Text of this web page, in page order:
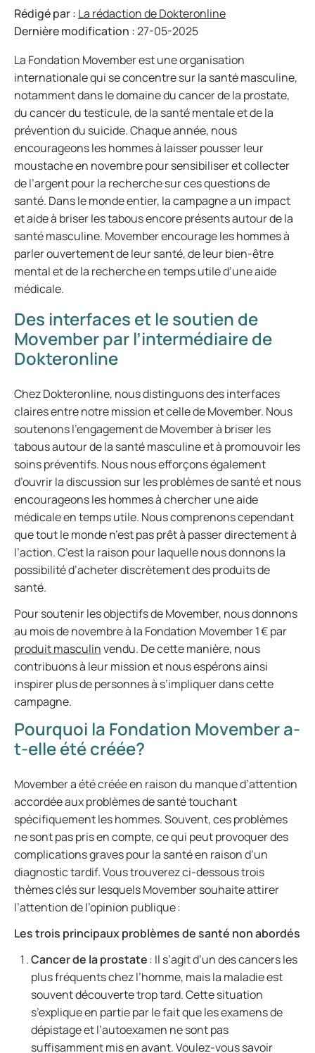
Rédigé par : La rédaction de Dokteronline
Dernière modification :27-05-2025
La Fondation Movember est une organisation
internationale qui se concentre sur la santé masculine,
notamment dans le domaine du cancer de la prostate,
du cancer du testicule, de la santé mentale et de la
prévention du suicide. Chaque année, nous
encourageons les hommes à laisser pousser leur
moustache en novembre pour sensibiliser et collecter
de l’argent pour la recherche sur ces questions de
santé. Dans le monde entier, la campagne a un impact
et aide à briser les tabous encore présents autour de la
santé masculine. Movember encourage les hommes à
parler ouvertement de leur santé, de leur bien-être
mental et de la recherche en temps utile d’une aide
médicale.
Des interfaces et le soutien de
Movember par l’intermédiaire de
Dokteronline
Chez Dokteronline, nous distinguons des interfaces
claires entre notre mission et celle de Movember. Nous
soutenons l’engagement de Movember à briser les
tabous autour de la santé masculine et à promouvoir les
soins préventifs. Nous nous efforçons également
d’ouvrir la discussion sur les problèmes de santé et nous
encourageons les hommes à chercher une aide
médicale en temps utile. Nous comprenons cependant
que tout le monde n’est pas prêt à passer directement à
l’action. C’est la raison pour laquelle nous donnons la
possibilité d’acheter discrètement des produits de
santé.
Pour soutenir les objectifs de Movember, nous donnons
au mois de novembre à la Fondation Movember 1 € par
produit masculinvendu. De cette manière, nous
contribuons à leur mission et nous espérons ainsi
inspirer plus de personnes à s’impliquer dans cette
campagne.
Pourquoi la Fondation Movember a-
t-elle été créée?
Movember a été créée en raison du manque d’attention
accordée aux problèmes de santé touchant
spécifiquement les hommes. Souvent, ces problèmes
ne sont pas pris en compte, ce qui peut provoquer des
complications graves pour la santé en raison d’un
diagnostic tardif. Vous trouverez ci-dessous trois
thèmes clés sur lesquels Movember souhaite attirer
l’attention de l’opinion publique :
Les trois principaux problèmes de santé non abordés
Cancer de la prostate: Il s’agit d’un des cancers les
plus fréquents chez l’homme, mais la maladie est
souvent découverte trop tard. Cette situation
s’explique en partie par le fait que les examens de
dépistage et l’autoexamen ne sont pas
suffisamment mis en avant. Voulez-vous savoir